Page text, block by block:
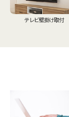
テレビ壁掛け取付